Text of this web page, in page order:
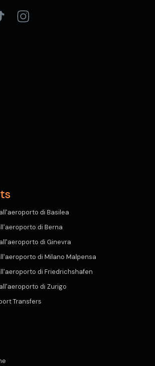
di Basilea
di Berna
di Ginevra
di Milano Malpensa
di Friedrichshafen
di Zurigo
Transfers